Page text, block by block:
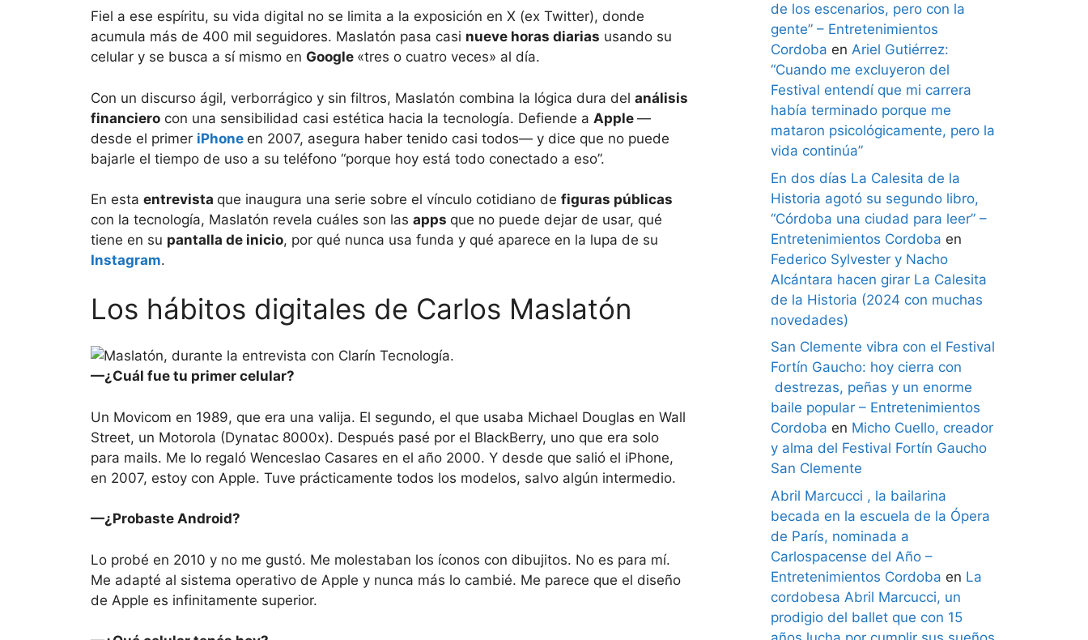
Fiel a ese espíritu, su vida digital no se limita a la exposición en X (ex Twitter), donde
acumula más de 400 mil seguidores. Maslatón pasa casi nueve horas diarias usando su
celular y se busca a sí mismo en Google «tres o cuatro veces» al día.
Con un discurso ágil, verborrágico y sin filtros, Maslatón combina la lógica dura del análisis
financiero con una sensibilidad casi estética hacia la tecnología. Defiende a Apple —
desde el primer iPhone en 2007, asegura haber tenido casi todos— y dice que no puede
bajarle el tiempo de uso a su teléfono “porque hoy está todo conectado a eso”.
En esta entrevista que inaugura una serie sobre el vínculo cotidiano de figuras públicas
con la tecnología, Maslatón revela cuáles son las apps que no puede dejar de usar, qué
tiene en su pantalla de inicio, por qué nunca usa funda y qué aparece en la lupa de su
Instagram.
Los hábitos digitales de Carlos Maslatón
—¿Cuál fue tu primer celular?
Un Movicom en 1989, que era una valija. El segundo, el que usaba Michael Douglas en Wall
Street, un Motorola (Dynatac 8000x). Después pasé por el BlackBerry, uno que era solo
para mails. Me lo regaló Wenceslao Casares en el año 2000. Y desde que salió el iPhone,
en 2007, estoy con Apple. Tuve prácticamente todos los modelos, salvo algún intermedio.
—¿Probaste Android?
Lo probé en 2010 y no me gustó. Me molestaban los íconos con dibujitos. No es para mí.
Me adapté al sistema operativo de Apple y nunca más lo cambié. Me parece que el diseño
de Apple es infinitamente superior.
de los escenarios, pero con la
gente” – Entretenimientos
Cordoba en Ariel Gutiérrez:
“Cuando me excluyeron del
Festival entendí que mi carrera
había terminado porque me
mataron psicológicamente, pero la
vida continúa”
En dos días La Calesita de la
Historia agotó su segundo libro,
“Córdoba una ciudad para leer” –
Entretenimientos Cordoba en
Federico Sylvester y Nacho
Alcántara hacen girar La Calesita
de la Historia (2024 con muchas
novedades)
San Clemente vibra con el Festival
Fortín Gaucho: hoy cierra con
destrezas, peñas y un enorme
baile popular – Entretenimientos
Cordoba en Micho Cuello, creador
y alma del Festival Fortín Gaucho
San Clemente
Abril Marcucci , la bailarina
becada en la escuela de la Ópera
de París, nominada a
Carlospacense del Año –
Entretenimientos Cordoba en La
cordobesa Abril Marcucci, un
prodigio del ballet que con 15